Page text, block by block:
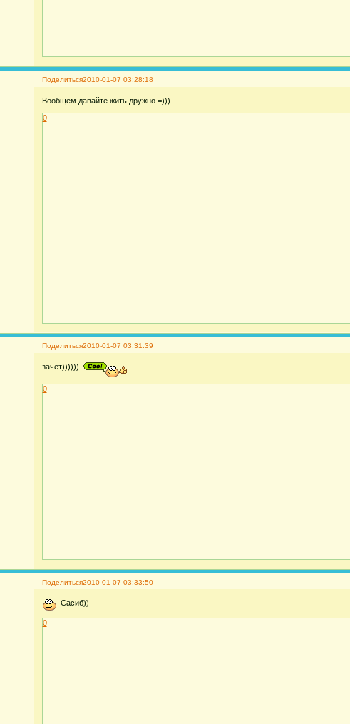
Поделиться2010-01-07 03:28:18
Вообщем давайте жить дружно =)))
0
Поделиться2010-01-07 03:31:39
зачет))))))
0
Поделиться2010-01-07 03:33:50
Сасиб))
0